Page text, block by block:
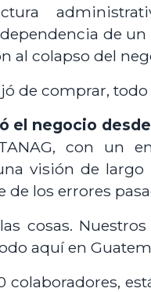
de
al colapso del
de comprar, todo
el negocio desde
con un
visión de largo
de los errores
cosas.
aquí en
colaboradores,